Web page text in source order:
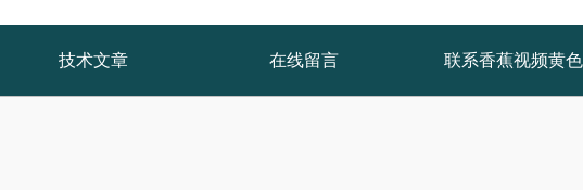
技术文章 在线留言 联系香蕉视频黄色